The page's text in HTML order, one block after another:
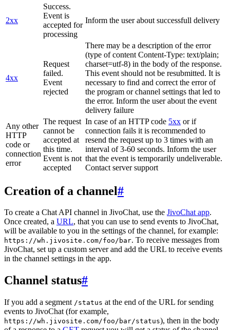
2xx
Success.
Event is
accepted for
processing
Inform the user about successfull delivery
4xx
Request
failed.
Event
rejected
There may be a description of the error
(type of content Content-Type: text/plain;
charset=utf-8) in the body of the response.
This event should not be resubmitted. It is
necessary to find and correct the error of
the program or channel settings that led to
the error. Inform the user about the event
delivery failure
Any other
HTTP
code or
connection
error
The request
cannot be
accepted at
this time.
Event is not
accepted
In case of an HTTP code 5xx or if
connection fails it is recommended to
resend the request up to 3 times with an
interval of 3-60 seconds. Inform the user
that the event is temporarily undeliverable.
Contact server support
Creation of a channel#
To create a Chat API channel in JivoChat, use the JivoChat app.
Once created, a URL, that you can use to send events to JivoChat,
will be available to you in the settings of the channel, for example:
https://wh.jivosite.com/foo/bar. To receive messages from
JivoChat, set up a custom server and add the URL to receive events
in the channel settings in the app.
Channel status#
If you add a segment /status at the end of the URL for sending
events to JivoChat (for example,
https://wh.jivosite.com/foo/bar/status), then in the body